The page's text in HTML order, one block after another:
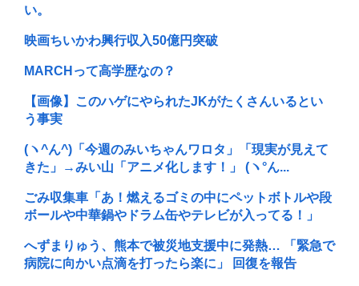
い。
映画ちいかわ興行収入50億円突破
MARCHって高学歴なの？
【画像】このハゲにやられたJKがたくさんいるとい
う事実
(ヽ^ん^)「今週のみいちゃんワロタ」「現実が見えて
きた」→みい山「アニメ化します！」 (ヽ°ん...
ごみ収集車「あ！燃えるゴミの中にペットボトルや段
ボールや中華鍋やドラム缶やテレビが入ってる！」
へずまりゅう、熊本で被災地支援中に発熱… 「緊急で
病院に向かい点滴を打ったら楽に」 回復を報告